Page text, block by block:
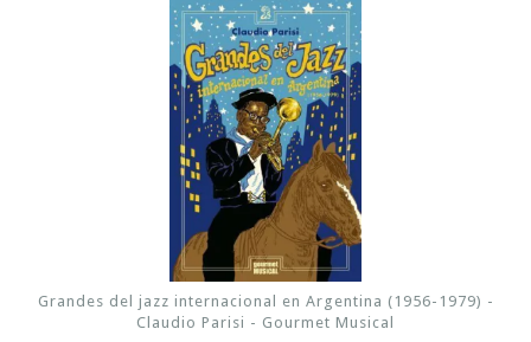
Grandes del jazz internacional en Argentina (1956-1979) -
Claudio Parisi - Gourmet Musical